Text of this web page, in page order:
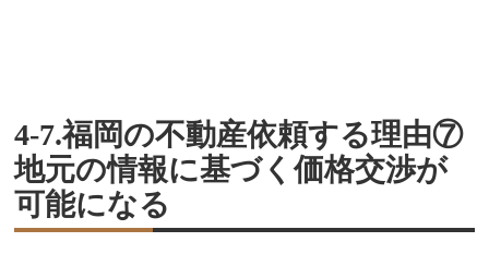
4-7.福岡の不動産依頼する理由⑦
地元の情報に基づく価格交渉が
可能になる